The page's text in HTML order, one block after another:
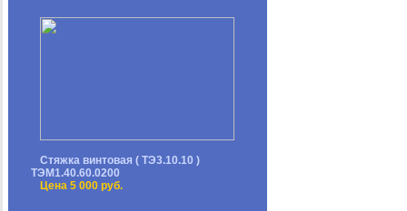
Стяжка винтовая ( ТЭ3.10.10 )
ТЭМ1.40.60.0200
Цена 5 000 руб.